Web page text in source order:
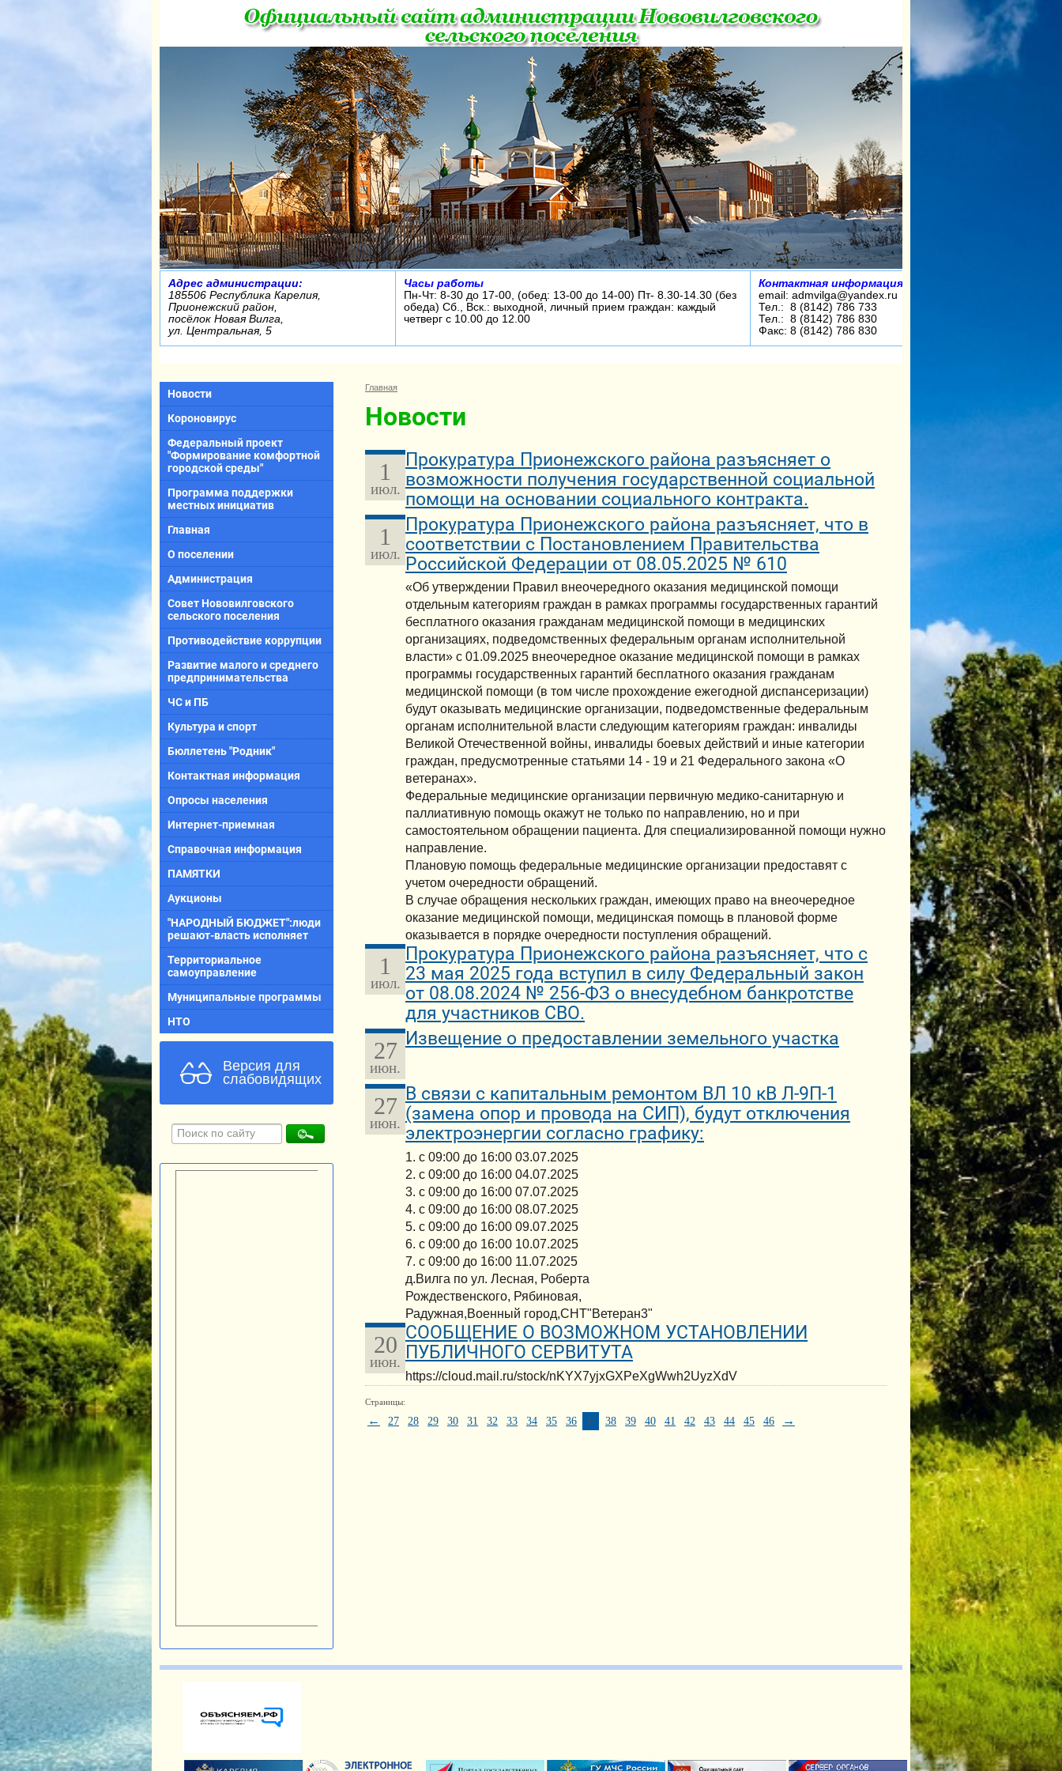
Адрес администрации:
185506 Республика Карелия,
Прионежский район,
посёлок Новая Вилга,
ул. Центральная, 5
Часы работы
Пн-Чт: 8-30 до 17-00, (обед: 13-00 до 14-00) Пт- 8.30-14.30 (без
обеда) Сб., Вск.: выходной, личный прием граждан: каждый
четверг с 10.00 до 12.00
Контактная информация:
email: admvilga@yandex.ru
Тел.: 8 (8142) 786 733
Тел.: 8 (8142) 786 830
Факс: 8 (8142) 786 830
Новости
Короновирус
Федеральный проект
"Формирование комфортной
городской среды"
Программа поддержки
местных инициатив
Главная
О поселении
Администрация
Совет Нововилговского
сельского поселения
Противодействие коррупции
Развитие малого и среднего
предпринимательства
ЧС и ПБ
Культура и спорт
Бюллетень "Родник"
Контактная информация
Опросы населения
Интернет-приемная
Справочная информация
ПАМЯТКИ
Аукционы
"НАРОДНЫЙ БЮДЖЕТ":люди
решают-власть исполняет
Территориальное
самоуправление
Муниципальные программы
НТО
Версия для
слабовидящих
Главная
Новости
1
июл.
Прокуратура Прионежского района разъясняет о
возможности получения государственной социальной
помощи на основании социального контракта.
1
июл.
Прокуратура Прионежского района разъясняет, что в
соответствии с Постановлением Правительства
Российской Федерации от 08.05.2025 № 610
«Об утверждении Правил внеочередного оказания медицинской помощи
отдельным категориям граждан в рамках программы государственных гарантий
бесплатного оказания гражданам медицинской помощи в медицинских
организациях, подведомственных федеральным органам исполнительной
власти» с 01.09.2025 внеочередное оказание медицинской помощи в рамках
программы государственных гарантий бесплатного оказания гражданам
медицинской помощи (в том числе прохождение ежегодной диспансеризации)
будут оказывать медицинские организации, подведомственные федеральным
органам исполнительной власти следующим категориям граждан: инвалиды
Великой Отечественной войны, инвалиды боевых действий и иные категории
граждан, предусмотренные статьями 14 - 19 и 21 Федерального закона «О
ветеранах».
Федеральные медицинские организации первичную медико-санитарную и
паллиативную помощь окажут не только по направлению, но и при
самостоятельном обращении пациента. Для специализированной помощи нужно
направление.
Плановую помощь федеральные медицинские организации предоставят с
учетом очередности обращений.
В случае обращения нескольких граждан, имеющих право на внеочередное
оказание медицинской помощи, медицинская помощь в плановой форме
оказывается в порядке очередности поступления обращений.
1
июл.
Прокуратура Прионежского района разъясняет, что с
23 мая 2025 года вступил в силу Федеральный закон
от 08.08.2024 № 256-ФЗ о внесудебном банкротстве
для участников СВО.
27
июн.
Извещение о предоставлении земельного участка
27
июн.
В связи с капитальным ремонтом ВЛ 10 кВ Л-9П-1
(замена опор и провода на СИП), будут отключения
электроэнергии согласно графику:
1. с 09:00 до 16:00 03.07.2025
2. с 09:00 до 16:00 04.07.2025
3. с 09:00 до 16:00 07.07.2025
4. с 09:00 до 16:00 08.07.2025
5. с 09:00 до 16:00 09.07.2025
6. с 09:00 до 16:00 10.07.2025
7. с 09:00 до 16:00 11.07.2025
д.Вилга по ул. Лесная, Роберта
Рождественского, Рябиновая,
Радужная,Военный город,СНТ"Ветеран3"
20
июн.
СООБЩЕНИЕ О ВОЗМОЖНОМ УСТАНОВЛЕНИИ
ПУБЛИЧНОГО СЕРВИТУТА
https://cloud.mail.ru/stock/nKYX7yjxGXPeXgWwh2UyzXdV
Страницы:
← 27 28 29 30 31 32 33 34 35 36 37 38 39 40 41 42 43 44 45 46 →